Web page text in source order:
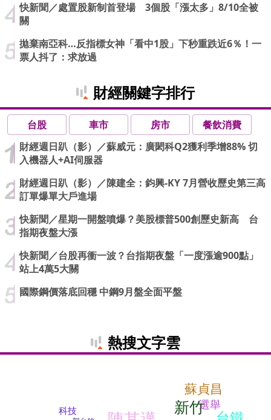
快新聞／處置股新制首登場 3個股「漲太多」8/10全被
關
拋棄南亞科…反指標女神「看中1股」下秒重跌近6％！一
票人抖了：求放過
財經關鍵字排行
台股 車市 房市
餐飲消費
財經週日趴（影）／蘇威元：廣閎科Q2獲利季增88% 切
入機器人+AI伺服器
財經週日趴（影）／陳建全：鈞興-KY 7月營收歷史第三高
訂單爆單大戶進場
快新聞／星期一開盤噴爆？美股標普500創歷史新高 台
指期夜盤大漲
快新聞／台股再衝一波？台指期夜盤「一度漲逾900點」
站上4萬5大關
國際鋼價落底回穩 中鋼9月盤全面平盤
熱搜文字雲
選舉
蘇貞昌
新竹
科技